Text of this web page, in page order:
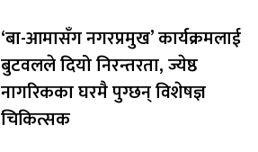
‘बा-आमासँग नगरप्रमुख’ कार्यक्रमलाई
बुटवलले दियो निरन्तरता, ज्येष्ठ
नागरिकका घरमै पुग्छन् विशेषज्ञ
चिकित्सक